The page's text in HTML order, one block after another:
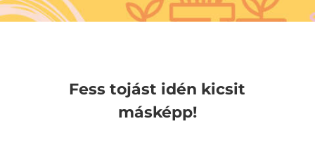
Fess tojást idén kicsit
másképp!